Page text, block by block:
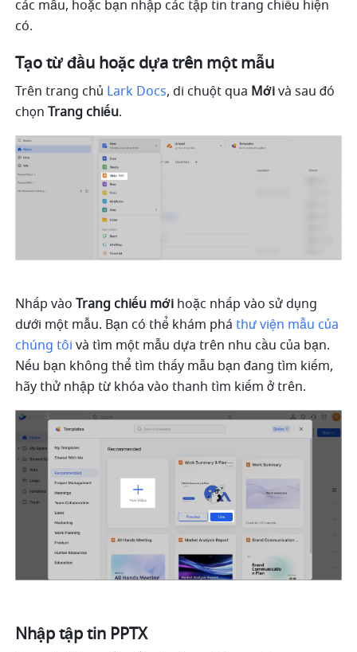
các mẫu, hoặc bạn nhập các tập tin trang chiếu hiện
có.
Tạo từ đầu hoặc dựa trên một mẫu
Trên trang chủ Lark Docs, di chuột qua Mới và sau đó
chọn Trang chiếu.
Nhấp vào Trang chiếu mới hoặc nhấp vào sử dụng
dưới một mẫu. Bạn có thể khám phá thư viện mẫu của
chúng tôi và tìm một mẫu dựa trên nhu cầu của bạn.
Nếu bạn không thể tìm thấy mẫu bạn đang tìm kiếm,
hãy thử nhập từ khóa vào thanh tìm kiếm ở trên.
Nhập tập tin PPTX